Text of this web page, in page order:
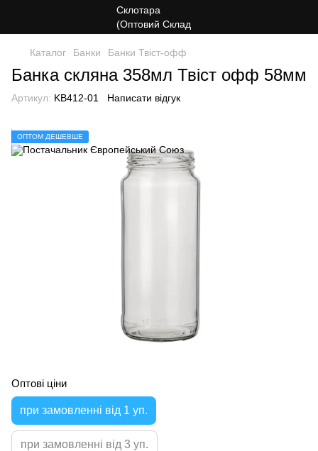
Каталог Банки Банки Твіст-офф
Банка скляна 358мл Твіст офф 58мм
Артикул: KB412-01 Написати відгук
ОПТОМ ДЕШЕВШЕ
Оптові ціни
при замовленні від 1 уп.
при замовленні від 3 уп.